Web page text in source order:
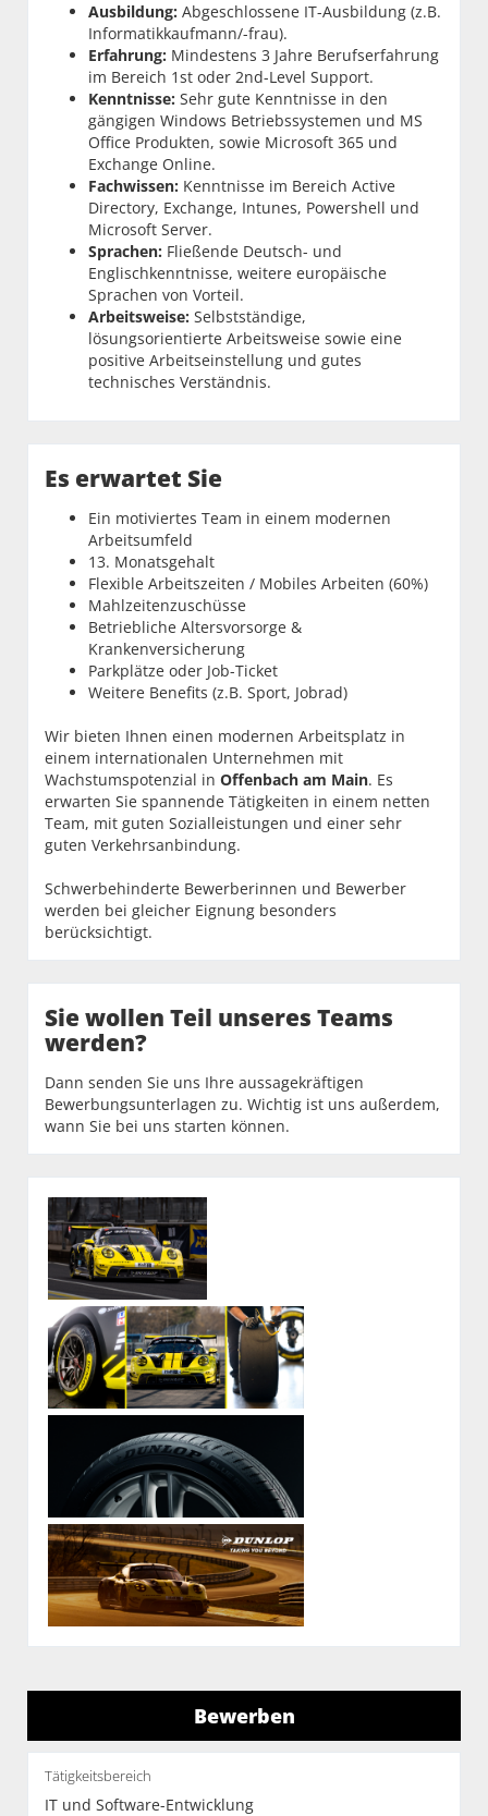
Ausbildung: Abgeschlossene IT-Ausbildung (z.B.
Informatikkaufmann/-frau).
Erfahrung: Mindestens 3 Jahre Berufserfahrung
im Bereich 1st oder 2nd-Level Support.
Kenntnisse: Sehr gute Kenntnisse in den
gängigen Windows Betriebssystemen und MS
Office Produkten, sowie Microsoft 365 und
Exchange Online.
Fachwissen: Kenntnisse im Bereich Active
Directory, Exchange, Intunes, Powershell und
Microsoft Server.
Sprachen: Fließende Deutsch- und
Englischkenntnisse, weitere europäische
Sprachen von Vorteil.
Arbeitsweise: Selbstständige,
lösungsorientierte Arbeitsweise sowie eine
positive Arbeitseinstellung und gutes
technisches Verständnis.
Es erwartet Sie
Ein motiviertes Team in einem modernen
Arbeitsumfeld
13. Monatsgehalt
Flexible Arbeitszeiten / Mobiles Arbeiten (60%)
Mahlzeitenzuschüsse
Betriebliche Altersvorsorge &
Krankenversicherung
Parkplätze oder Job-Ticket
Weitere Benefits (z.B. Sport, Jobrad)
Wir bieten Ihnen einen modernen Arbeitsplatz in
einem internationalen Unternehmen mit
Wachstumspotenzial in Offenbach am Main. Es
erwarten Sie spannende Tätigkeiten in einem netten
Team, mit guten Sozialleistungen und einer sehr
guten Verkehrsanbindung.
Schwerbehinderte Bewerberinnen und Bewerber
werden bei gleicher Eignung besonders
berücksichtigt.
Sie wollen Teil unseres Teams
werden?
Dann senden Sie uns Ihre aussagekräftigen
Bewerbungsunterlagen zu. Wichtig ist uns außerdem,
wann Sie bei uns starten können.
Bewerben
Tätigkeitsbereich
IT und Software-Entwicklung